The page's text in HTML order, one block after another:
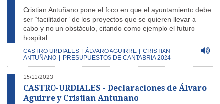
Cristian Antuñano pone el foco en que el ayuntamiento debe
ser “facilitador” de los proyectos que se quieren llevar a
cabo y no un obstáculo, citando como ejemplo el futuro
hospital
CASTRO URDIALES ÁLVARO AGUIRRE
CRISTIAN
ANTUÑANO
PRESUPUESTOS DE CANTABRIA 2024
15/11/2023
CASTRO-URDIALES - Declaraciones de Álvaro
Aguirre y Cristian Antuñano